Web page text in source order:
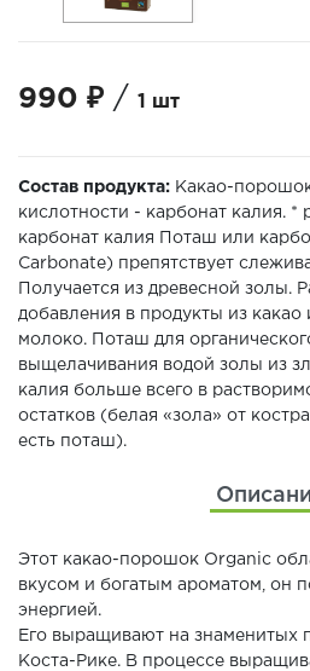
990 ₽ / 1 шт
Состав продукта: Какао-
кислотности - карбонат калия. *
карбонат калия Поташ или
Carbonate) препятствует
Получается из древесной золы.
добавления в продукты из какао
молоко. Поташ для
выщелачивания водой золы из
калия больше всего в
остатков (белая «зола» от
есть поташ).
Этот какао-порошок Organic
вкусом и богатым ароматом, он
энергией.
Его выращивают на знаменитых
Коста-Рике. В процессе